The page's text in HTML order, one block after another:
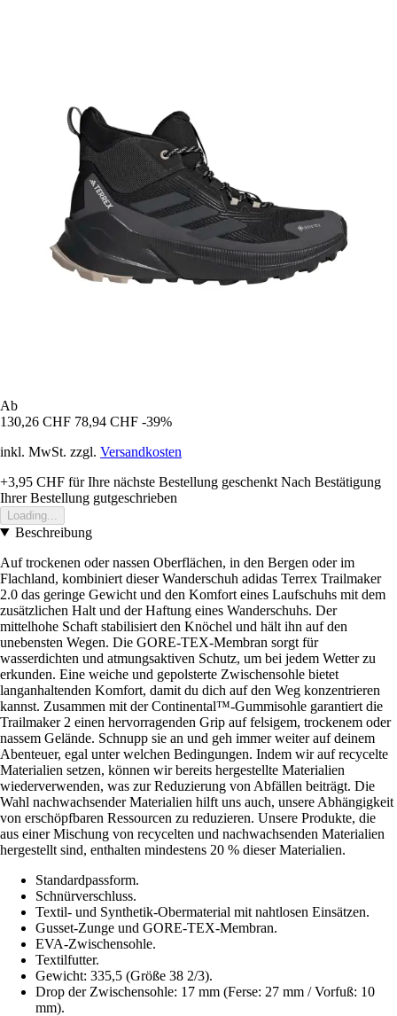
Ab
130,26 CHF 78,94 CHF -39%
inkl. MwSt. zzgl. Versandkosten
+3,95 CHF für Ihre nächste Bestellung geschenkt Nach Bestätigung
Ihrer Bestellung gutgeschrieben
Loading...
Beschreibung
Auf trockenen oder nassen Oberflächen, in den Bergen oder im
Flachland, kombiniert dieser Wanderschuh adidas Terrex Trailmaker
2.0 das geringe Gewicht und den Komfort eines Laufschuhs mit dem
zusätzlichen Halt und der Haftung eines Wanderschuhs. Der
mittelhohe Schaft stabilisiert den Knöchel und hält ihn auf den
unebensten Wegen. Die GORE-TEX-Membran sorgt für
wasserdichten und atmungsaktiven Schutz, um bei jedem Wetter zu
erkunden. Eine weiche und gepolsterte Zwischensohle bietet
langanhaltenden Komfort, damit du dich auf den Weg konzentrieren
kannst. Zusammen mit der Continental™-Gummisohle garantiert die
Trailmaker 2 einen hervorragenden Grip auf felsigem, trockenem oder
nassem Gelände. Schnupp sie an und geh immer weiter auf deinem
Abenteuer, egal unter welchen Bedingungen. Indem wir auf recycelte
Materialien setzen, können wir bereits hergestellte Materialien
wiederverwenden, was zur Reduzierung von Abfällen beiträgt. Die
Wahl nachwachsender Materialien hilft uns auch, unsere Abhängigkeit
von erschöpfbaren Ressourcen zu reduzieren. Unsere Produkte, die
aus einer Mischung von recycelten und nachwachsenden Materialien
hergestellt sind, enthalten mindestens 20 % dieser Materialien.
Standardpassform.
Schnürverschluss.
Textil- und Synthetik-Obermaterial mit nahtlosen Einsätzen.
Gusset-Zunge und GORE-TEX-Membran.
EVA-Zwischensohle.
Textilfutter.
Gewicht: 335,5 (Größe 38 2/3).
Drop der Zwischensohle: 17 mm (Ferse: 27 mm / Vorfuß: 10
mm).